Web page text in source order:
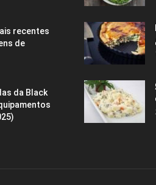
recentes
de
da Black